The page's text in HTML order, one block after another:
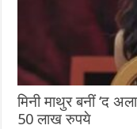
मिनी माथुर बनीं ‘द
50 लाख रुपये